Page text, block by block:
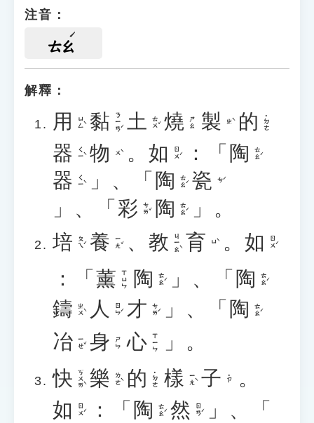
注音：
ㄊㄠ
解釋：
用 ㄩㄥˋ 黏 ㄋㄧㄢˊ 土 ㄊㄨˇ 燒 ㄕㄠ 製 ㄓˋ 的 ˙ㄉㄜ
器 ㄑㄧˋ 物 ㄨˋ 。 如 ㄖㄨˊ ：「 陶 ㄊㄠˊ
器 ㄑㄧˋ 」、「 陶 ㄊㄠˊ 瓷 ㄘˊ
」、「 彩 ㄘㄞˇ 陶 ㄊㄠˊ
」。
培 ㄆㄟˊ 養 ㄧㄤˇ 、 教 ㄐㄧㄠˋ 育 ㄩˋ 。 如 ㄖㄨˊ
：「 薰 ㄒㄩㄣ 陶 ㄊㄠˊ 」、「 陶 ㄊㄠˊ
鑄 ㄓㄨˋ 人 ㄖㄣˊ 才 ㄘㄞˊ 」、「 陶 ㄊㄠˊ
冶 ㄧㄝˇ 身 ㄕㄣ 心 ㄒㄧㄣ
」。
快 ㄎㄨㄞˋ 樂 ㄌㄜˋ 的 ˙ㄉㄜ 樣 ㄧㄤˋ 子 ˙ㄗ
。
如 ㄖㄨˊ ：「 陶 ㄊㄠˊ 然 ㄖㄢˊ
」、「